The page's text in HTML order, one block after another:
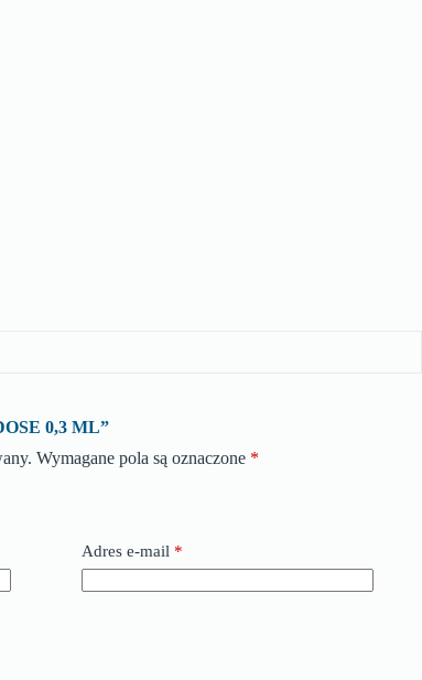
0,3 ML”
Wymagane pola są oznaczone *
Adres e-mail *